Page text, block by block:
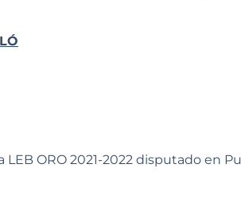
ORO 2021-2022 disputado en